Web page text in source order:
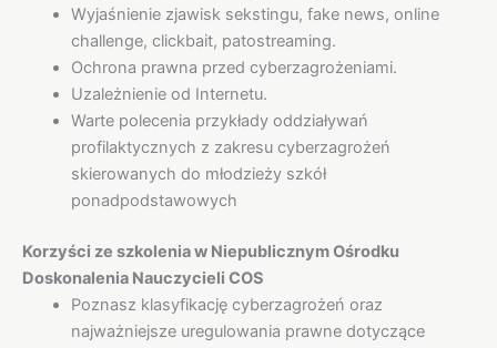
Wyjaśnienie zjawisk sekstingu, fake news, online
challenge, clickbait, patostreaming.
Ochrona prawna przed cyberzagrożeniami.
Uzależnienie od Internetu.
Warte polecenia przykłady oddziaływań
profilaktycznych z zakresu cyberzagrożeń
skierowanych do młodzieży szkół
ponadpodstawowych
Korzyści ze szkolenia w Niepublicznym Ośrodku
Doskonalenia Nauczycieli COS
Poznasz klasyfikację cyberzagrożeń oraz
najważniejsze uregulowania prawne dotyczące